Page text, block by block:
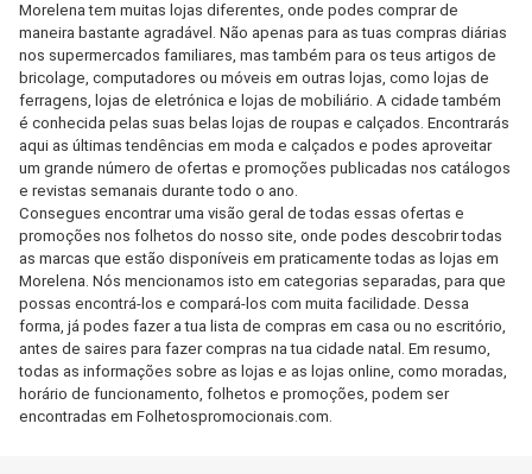
Morelena tem muitas lojas diferentes, onde podes comprar de
maneira bastante agradável. Não apenas para as tuas compras diárias
nos supermercados familiares, mas também para os teus artigos de
bricolage, computadores ou móveis em outras lojas, como lojas de
ferragens, lojas de eletrónica e lojas de mobiliário. A cidade também
é conhecida pelas suas belas lojas de roupas e calçados. Encontrarás
aqui as últimas tendências em moda e calçados e podes aproveitar
um grande número de ofertas e promoções publicadas nos catálogos
e revistas semanais durante todo o ano.
Consegues encontrar uma visão geral de todas essas ofertas e
promoções nos folhetos do nosso site, onde podes descobrir todas
as marcas que estão disponíveis em praticamente todas as lojas em
Morelena. Nós mencionamos isto em categorias separadas, para que
possas encontrá-los e compará-los com muita facilidade. Dessa
forma, já podes fazer a tua lista de compras em casa ou no escritório,
antes de saires para fazer compras na tua cidade natal. Em resumo,
todas as informações sobre as lojas e as lojas online, como moradas,
horário de funcionamento, folhetos e promoções, podem ser
encontradas em Folhetospromocionais.com.